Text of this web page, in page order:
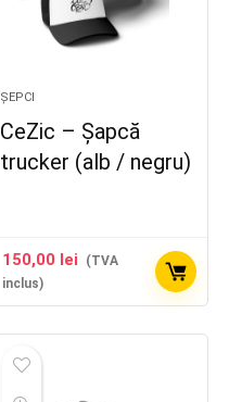
ȘEPCI
CeZic – Șapcă
trucker (alb / negru)
150,00 lei
(TVA
inclus)